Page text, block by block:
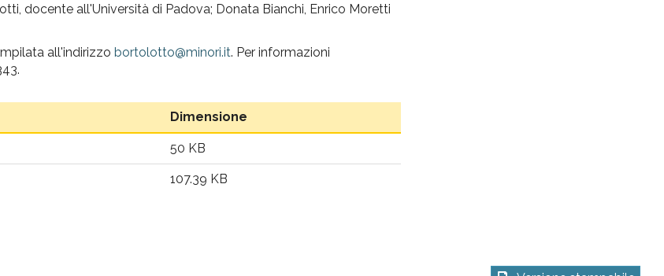
docente all'Università di Padova; Donata Bianchi, Enrico Moretti
all'indirizzo bortolotto@minori.it. Per informazioni
Dimensione
50 KB
107.39 KB